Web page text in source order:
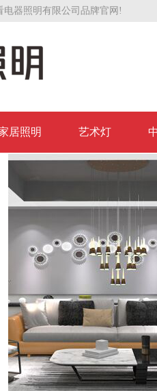
器照明有限公司品牌官网!
居照明 艺术灯